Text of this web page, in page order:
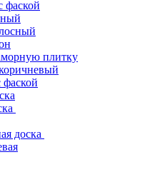
фаской
плитку
доска